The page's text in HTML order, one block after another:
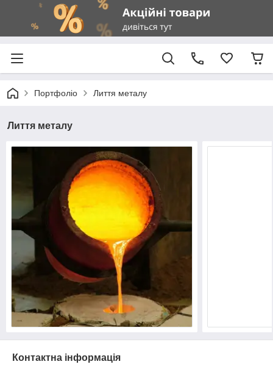
Портфоліо Лиття металу
Лиття металу
Контактна інформація